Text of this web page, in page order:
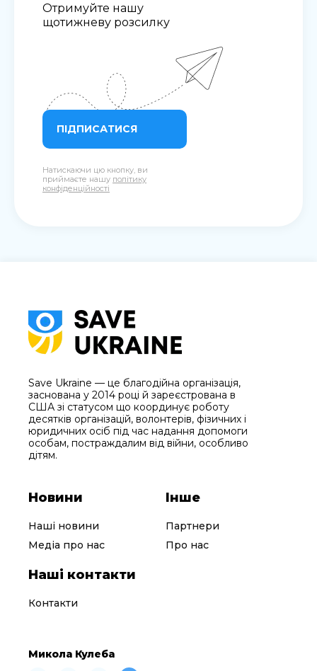
Отримуйте нашу
щотижневу розсилку
ПІДПИСАТИСЯ
Натискаючи цю кнопку, ви
приймаєте нашу політику
конфіденційності
Save Ukraine — це благодійна організація,
заснована у 2014 році й зареєстрована в
США зі статусом що координує роботу
десятків організацій, волонтерів, фізичних і
юридичних осіб під час надання допомоги
особам, постраждалим від війни, особливо
дітям.
Новини
Наші новини
Медіа про нас
Інше
Партнери
Про нас
Наші контакти
Контакти
Микола Кулеба